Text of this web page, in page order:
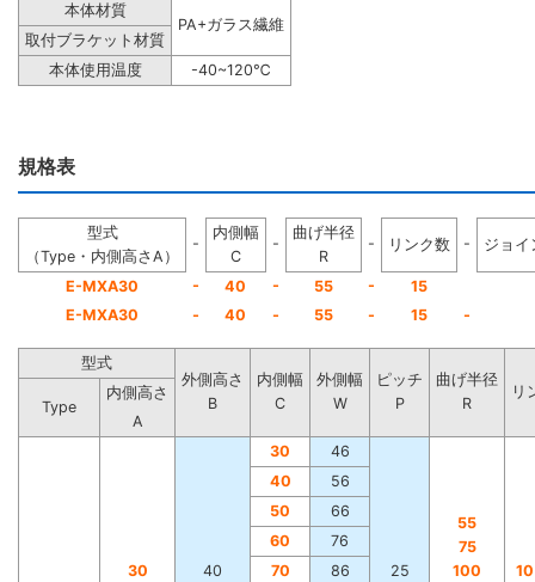
本体材質
PA+ガラス繊維
取付ブラケット材質
本体使用温度
-40~120℃
規格表
型式
（Type・内側高さA）
-
内側幅
C
-
曲げ半径
R
- リンク数 - ジョイ
E-MXA30 - 40 - 55 -
15
E-MXA30
- 40 - 55 - 15 -
型式
外側高さ
B
内側幅
C
外側幅
W
ピッチ
P
曲げ半径
R
リ
Type
内側高さ
A
30 40
30 46
25
55
75
100
40
56
50
66
60
76
70
86